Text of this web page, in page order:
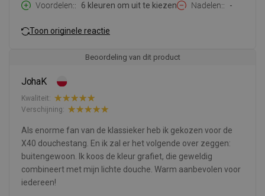
Voordelen:
6 kleuren om uit te kiezen Nadelen: -
Toon originele reactie
Beoordeling van dit product
JohaK
Kwaliteit:
Verschijning:
Als enorme fan van de klassieker heb ik gekozen voor de
X40 douchestang. En ik zal er het volgende over zeggen:
buitengewoon. Ik koos de kleur grafiet, die geweldig
combineert met mijn lichte douche. Warm aanbevolen voor
iedereen!